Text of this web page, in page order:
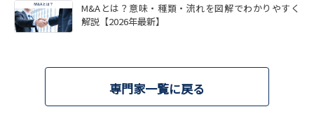
M&Aとは？意味・種類・流れを図解でわかりやすく
解説【2026年最新】
専門家一覧に戻る